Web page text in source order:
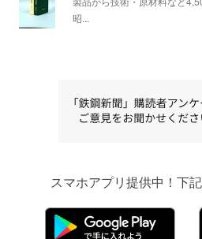
昭...
スマホアプリ提供中！下